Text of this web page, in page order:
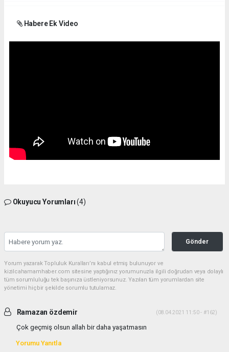
Habere Ek Video
Okuyucu Yorumları(4)
Gönder
Yorum yazarak Topluluk Kuralları’nı kabul etmiş bulunuyor ve
kizilcahamamhaber.com sitesine yaptığınız yorumunuzla ilgili doğrudan veya dolaylı
tüm sorumluluğu tek başınıza üstleniyorsunuz. Yazılan tüm yorumlardan site
yönetimi hiçbir şekilde sorumlu tutulamaz.
Ramazan özdemir (08.04.2021 11:50 - #162)
Çok geçmiş olsun allah bir daha yaşatmasın
Yorumu Yanıtla